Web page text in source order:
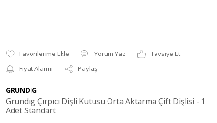
Yorum Yaz
Tavsiye Et
Fiyat Alarmı
Paylaş
GRUNDIG
Grundıg Çırpıcı Dişli Kutusu Orta Aktarma Çift Dişlisi - 1
Adet Standart